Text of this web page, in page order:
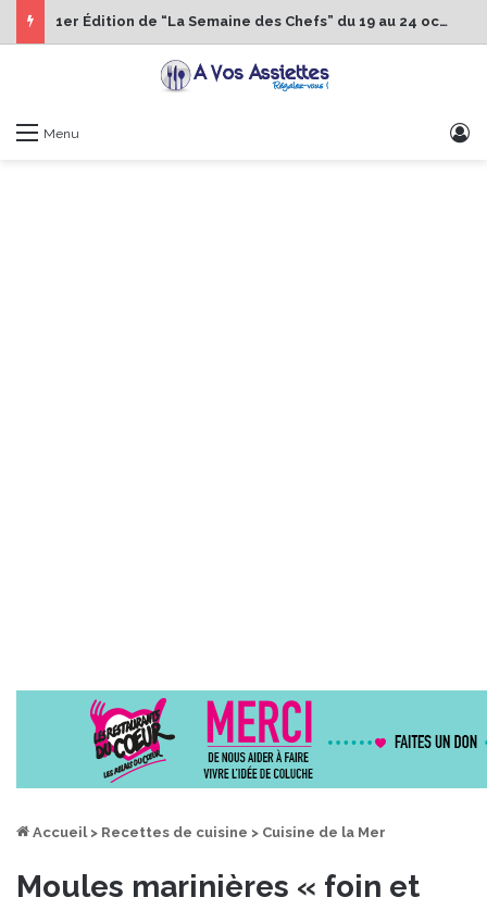
1er Édition de “La Semaine des Chefs” du 19 au 24 octobre 2026
Menu
Accueil > Recettes de cuisine > Cuisine de la Mer
Moules marinières « foin et